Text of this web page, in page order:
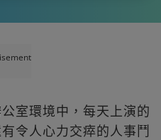
室環境中，每天上演的
令人心力交瘁的人事鬥